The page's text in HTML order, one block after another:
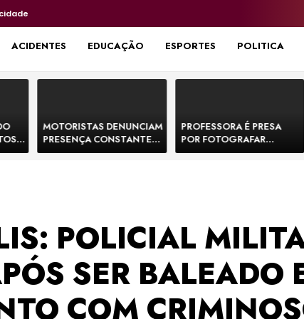
ACIDENTES EDUCAÇÃO ESPORTES POLITICA
MOTORISTAS DENUNCIAM
PRESENÇA CONSTANTE
DE BOVINOS NA BR-330 E
PROFESSORA É PRESA
POR FOTOGRAFAR
PARTES ÍNTIMAS DE
POLICIAL
SER BALEADO
COM